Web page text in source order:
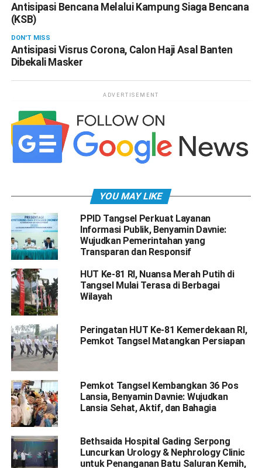
Antisipasi Bencana Melalui Kampung Siaga Bencana
(KSB)
DON'T MISS
Antisipasi Visrus Corona, Calon Haji Asal Banten
Dibekali Masker
ADVERTISEMENT
YOU MAY LIKE
PPID Tangsel Perkuat Layanan
Informasi Publik, Benyamin Davnie:
Wujudkan Pemerintahan yang
Transparan dan Responsif
HUT Ke-81 RI, Nuansa Merah Putih di
Tangsel Mulai Terasa di Berbagai
Wilayah
Peringatan HUT Ke-81 Kemerdekaan RI,
Pemkot Tangsel Matangkan Persiapan
Pemkot Tangsel Kembangkan 36 Pos
Lansia, Benyamin Davnie: Wujudkan
Lansia Sehat, Aktif, dan Bahagia
Bethsaida Hospital Gading Serpong
Luncurkan Urology & Nephrology Clinic
untuk Penanganan Batu Saluran Kemih,